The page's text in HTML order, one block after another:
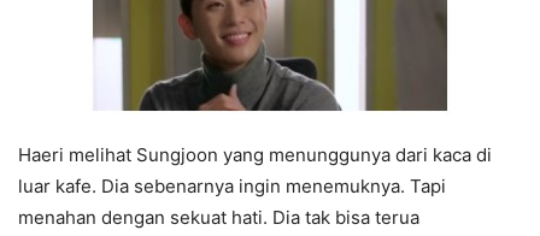
Haeri melihat Sungjoon yang menunggunya dari kaca di
luar kafe. Dia sebenarnya ingin menemuknya. Tapi
menahan dengan sekuat hati. Dia tak bisa terua